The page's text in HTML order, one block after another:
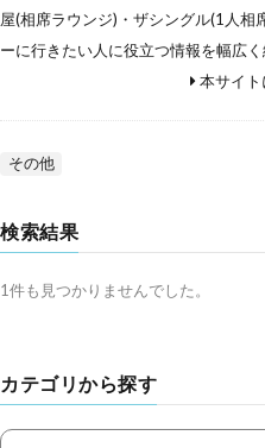
屋(相席ラウンジ)・ザシングル(1人相
ーに行きたい人に役立つ情報を幅広く
本サイ
その他
検索結果
1件も見つかりませんでした。
カテゴリから探す